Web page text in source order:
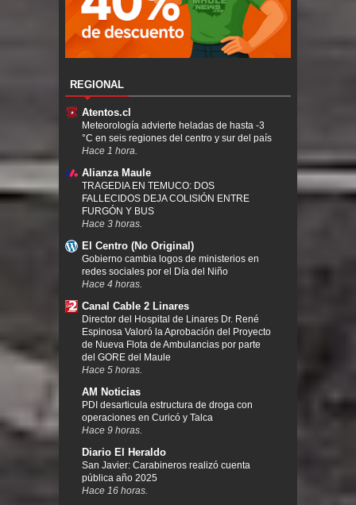
REGIONAL
Atentos.cl
Meteorología advierte heladas de hasta -3
°C en seis regiones del centro y sur del país
Hace 1 hora.
Alianza Maule
TRAGEDIA EN TEMUCO: DOS
FALLECIDOS DEJA COLISIÓN ENTRE
FURGÓN Y BUS
Hace 3 horas.
El Centro (No Original)
Gobierno cambia logos de ministerios en
redes sociales por el Día del Niño
Hace 4 horas.
Canal Cable 2 Linares
Director del Hospital de Linares Dr. René
Espinosa Valoró la Aprobación del Proyecto
de Nueva Flota de Ambulancias por parte
del GORE del Maule
Hace 5 horas.
AM Noticias
PDI desarticula estructura de droga con
operaciones en Curicó y Talca
Hace 9 horas.
Diario El Heraldo
San Javier: Carabineros realizó cuenta
pública año 2025
Hace 16 horas.